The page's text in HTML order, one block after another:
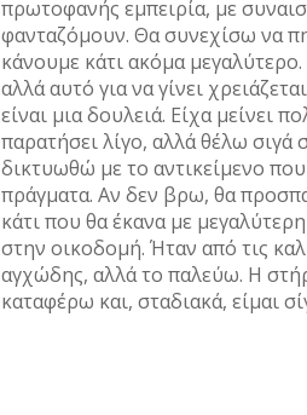
πρωτοφανής εµπειρία, µε
φανταζόµουν. Θα συνεχίσω να
κάνουµε κάτι ακόµα
αλλά αυτό για να γίνει
είναι µια δουλειά. Είχα µείνει
παρατήσει λίγο, αλλά θέλω σιγά
δικτυωθώ µε το αντικείµενο
πράγµατα. Αν δεν βρω, θα
κάτι που θα έκανα µε
στην οικοδοµή. Ήταν από τις
αγχώδης, αλλά το παλεύω. Η
καταφέρω και, σταδιακά, είµαι